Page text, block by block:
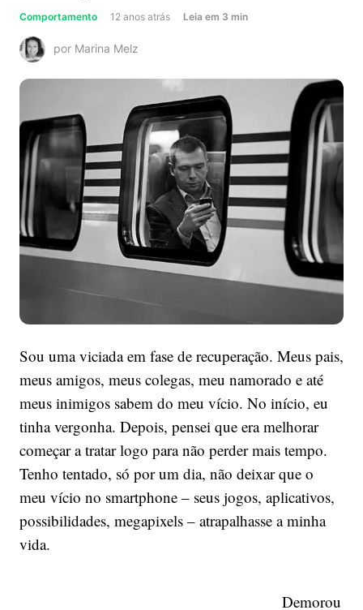
Comportamento 12 anos atrás Leia about
o
smartphone
tirou
de
você
–
e
só
você
pode
em 3 min
por Marina Melz
Sou uma viciada em fase de recuperação. Meus pais,
meus amigos, meus colegas, meu namorado e até
meus inimigos sabem do meu vício. No início, eu
tinha vergonha. Depois, pensei que era melhorar
começar a tratar logo para não perder mais tempo.
Tenho tentado, só por um dia, não deixar que o
meu vício no smartphone – seus jogos, aplicativos,
possibilidades, megapixels – atrapalhasse a minha
vida.
Demorou